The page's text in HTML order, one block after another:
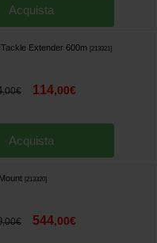
Acquista
Extender 600m 213321]
,00€ 114,00€
Acquista
213320]
,00€ 544,00€